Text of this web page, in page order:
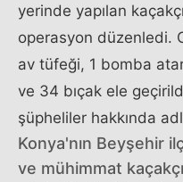
yerinde yapılan
operasyon düzenledi.
av tüfeği, 1 bomba
ve 34 bıçak ele
şüpheliler hakkında
Konya'nın Beyşehir
ve mühimmat